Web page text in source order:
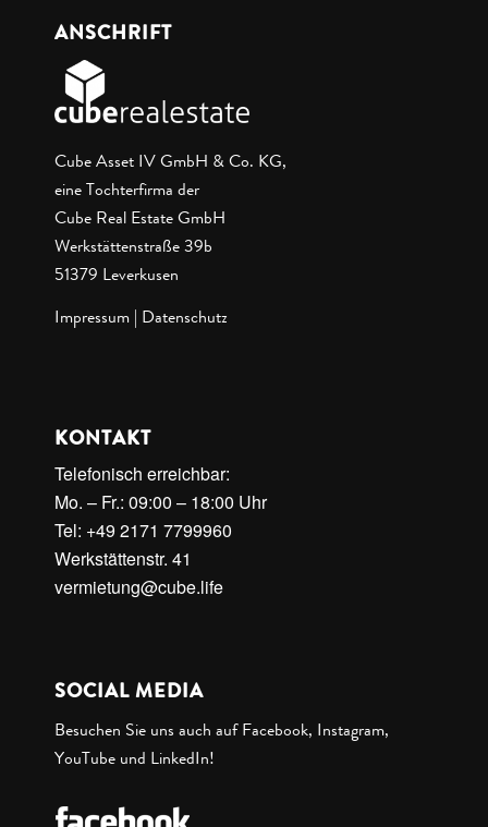
ANSCHRIFT
Cube Asset IV GmbH & Co. KG,
eine Tochterfirma der
Cube Real Estate GmbH
Werkstättenstraße 39b
51379 Leverkusen
Impressum Datenschutz
KONTAKT
Telefonisch erreichbar:
Mo. – Fr.: 09:00 – 18:00 Uhr
Tel: +49 2171 7799960
Werkstättenstr. 41
vermietung@cube.life
SOCIAL MEDIA
Besuchen Sie uns auch auf Facebook, Instagram,
YouTube und LinkedIn!